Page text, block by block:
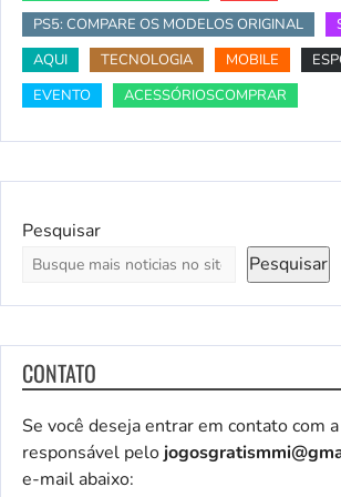
PS5: COMPARE OS MODELOS ORIGINAL
AQUI
TECNOLOGIA MOBILE
EVENTO
ACESSÓRIOSCOMPRAR
Pesquisar
Pesquisar
CONTATO
Se você deseja entrar em contato com
responsável pelo
e-mail abaixo: